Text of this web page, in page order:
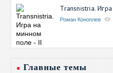
Transnistria.
Роман Коноплев
Главные темы